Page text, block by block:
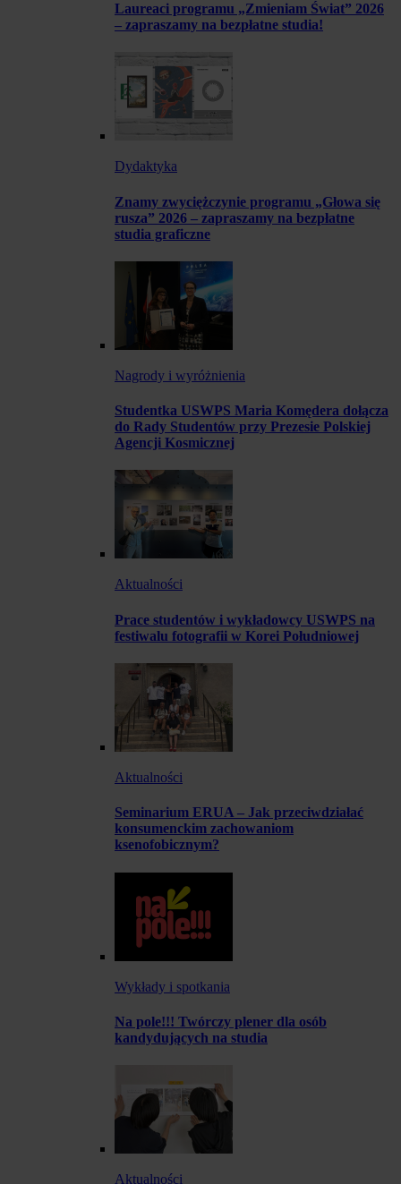
Laureaci programu „Zmieniam Świat” 2026
– zapraszamy na bezpłatne studia!
Dydaktyka
Znamy zwyciężczynie programu „Głowa się
rusza” 2026 – zapraszamy na bezpłatne
studia graficzne
Nagrody i wyróżnienia
Studentka USWPS Maria Komędera dołącza
do Rady Studentów przy Prezesie Polskiej
Agencji Kosmicznej
Aktualności
Prace studentów i wykładowcy USWPS na
festiwalu fotografii w Korei Południowej
Aktualności
Seminarium ERUA – Jak przeciwdziałać
konsumenckim zachowaniom
ksenofobicznym?
Wykłady i spotkania
Na pole!!! Twórczy plener dla osób
kandydujących na studia
Aktualności